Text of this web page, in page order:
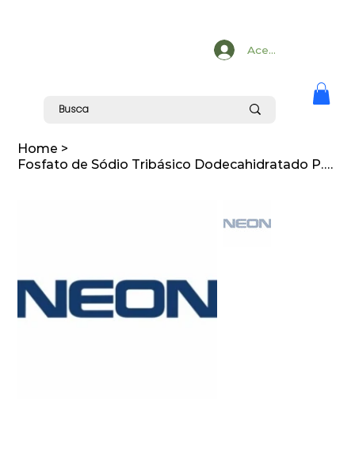
Acesse
Home >
Fosfato de Sódio Tribásico Dodecahidratado P.A./ACS 1.000 g